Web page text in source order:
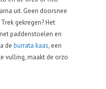
uit. Geen doorsnee
gekregen? Het
paddenstoelen en
de burrata kaas, een
vulling, maakt de orzo